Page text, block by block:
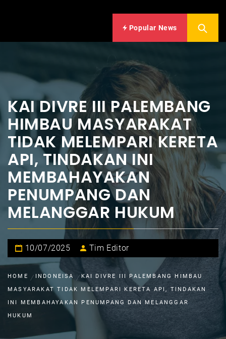
Popular News
KAI DIVRE III PALEMBANG
HIMBAU MASYARAKAT
TIDAK MELEMPARI KERETA
API, TINDAKAN INI
MEMBAHAYAKAN
PENUMPANG DAN
MELANGGAR HUKUM
10/07/2025 Tim Editor
HOME INDONEISA
KAI DIVRE III PALEMBANG HIMBAU
MASYARAKAT TIDAK MELEMPARI KERETA API, TINDAKAN
INI MEMBAHAYAKAN PENUMPANG DAN MELANGGAR
HUKUM